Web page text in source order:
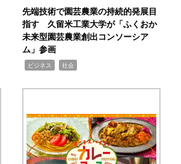
先端技術で園芸農業の持続的発展目
指す 久留米工業大学が「ふくおか
未来型園芸農業創出コンソーシア
ム」参画
ビジネス 社会